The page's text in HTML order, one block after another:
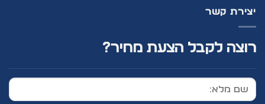
יצירת קשר
רוצה לקבל הצעת מחיר?